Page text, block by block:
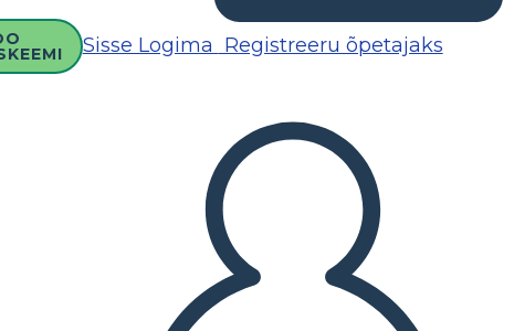
Sisse Logima Registreeru õpetajaks